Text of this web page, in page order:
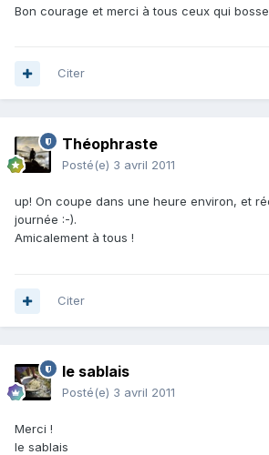
Bon courage et merci à tous ceux qui
Citer
Théophraste
Posté(e) 3 avril 2011
up! On coupe dans une heure environ, et
journée :-).
Amicalement à tous !
Citer
le sablais
Posté(e) 3 avril 2011
Merci !
le sablais